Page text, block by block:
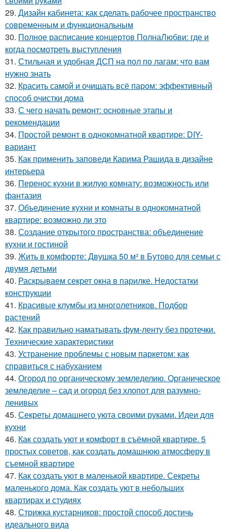
29. Дизайн кабинета: как сделать рабочее пространство
современным и функциональным
30. Полное расписание концертов ПолнаЛюбви: где и
когда посмотреть выступления
31. Стильная и удобная ДСП на пол по лагам: что вам
нужно знать
32. Красить самой и очищать всё паром: эффективный
способ очистки дома
33. С чего начать ремонт: основные этапы и
рекомендации
34. Простой ремонт в однокомнатной квартире: DIY-
вариант
35. Как применить заповеди Карима Рашида в дизайне
интерьера
36. Перенос кухни в жилую комнату: возможность или
фантазия
37. Объединение кухни и комнаты в однокомнатной
квартире: возможно ли это
38. Создание открытого пространства: объединение
кухни и гостиной
39. Жить в комфорте: Двушка 50 м² в Бутово для семьи с
двумя детьми
40. Раскрываем секрет окна в парилке. Недостатки
конструкции
41. Красивые клумбы из многолетников. Подбор
растений
42. Как правильно наматывать фум-ленту без протечки.
Технические характеристики
43. Устранение проблемы с новым паркетом: как
справиться с набуханием
44. Огород по органическому земледелию. Органическое
земледелие – сад и огород без хлопот для разумно-
ленивых
45. Секреты домашнего уюта своими руками. Идеи для
кухни
46. Как создать уют и комфорт в съёмной квартире. 5
простых советов, как создать домашнюю атмосферу в
съемной квартире
47. Как создать уют в маленькой квартире. Секреты
маленького дома. Как создать уют в небольших
квартирах и студиях
48. Стрижка кустарников: простой способ достичь
идеального вида